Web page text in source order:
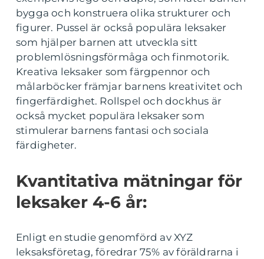
bygga och konstruera olika strukturer och
figurer. Pussel är också populära leksaker
som hjälper barnen att utveckla sitt
problemlösningsförmåga och finmotorik.
Kreativa leksaker som färgpennor och
målarböcker främjar barnens kreativitet och
fingerfärdighet. Rollspel och dockhus är
också mycket populära leksaker som
stimulerar barnens fantasi och sociala
färdigheter.
Kvantitativa mätningar för
leksaker 4-6 år:
Enligt en studie genomförd av XYZ
leksaksföretag, föredrar 75% av föräldrarna i